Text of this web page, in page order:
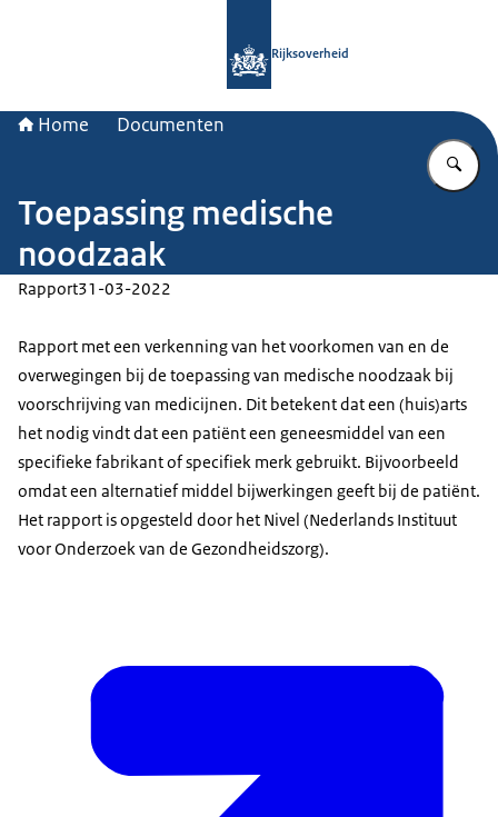
Rijksoverheid
Home Documenten
Toepassing medische
noodzaak
Rapport31-03-2022
Rapport met een verkenning van het voorkomen van en de
overwegingen bij de toepassing van medische noodzaak bij
voorschrijving van medicijnen. Dit betekent dat een (huis)arts
het nodig vindt dat een patiënt een geneesmiddel van een
specifieke fabrikant of specifiek merk gebruikt. Bijvoorbeeld
omdat een alternatief middel bijwerkingen geeft bij de patiënt.
Het rapport is opgesteld door het Nivel (Nederlands Instituut
voor Onderzoek van de Gezondheidszorg).